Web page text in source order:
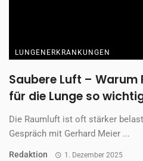
LUNGENERKRANKUNGEN
Saubere Luft –
für die Lunge so
Die Raumluft ist oft stärker
Gespräch mit Gerhard Meier ...
Redaktion 1. Dezember 2025